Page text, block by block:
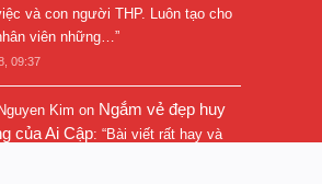
và con người THP. Luôn tạo cho
viên những… ”
09:37
Kim on Ngắm vẻ đẹp huy
của Ai Cập: “Bài viết rất hay và